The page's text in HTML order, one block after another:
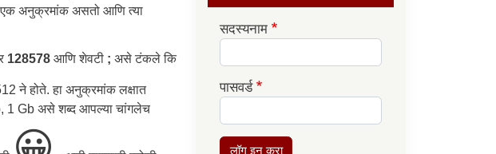
एक अनुक्रमांक असतो आणि त्या
128578 आणि शेवटी ;असे टंकले कि
ने होते. हा अनुक्रमांक लक्षात
1 Gb असे शब्द आपल्या चांगलेच
सदस्यनाम
पासवर्ड
लॉग इन करा